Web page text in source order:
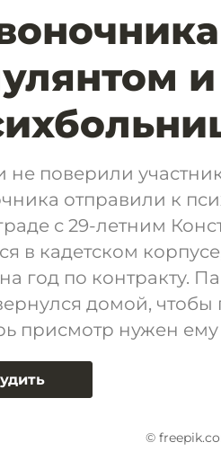
не поверили
отправили к
с 29-летним
в кадетском
год по контракту.
домой,
присмотр нужен
©